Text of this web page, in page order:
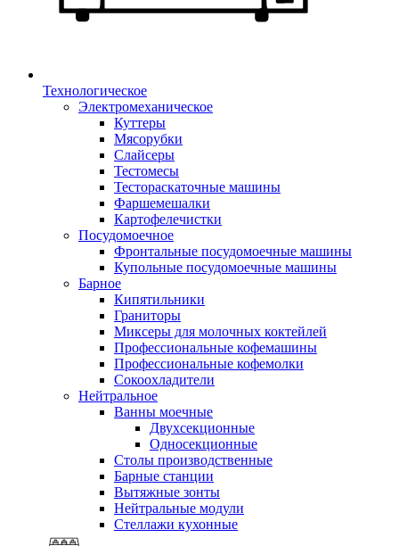
Технологическое
Электромеханическое
Куттеры
Мясорубки
Слайсеры
Тестомесы
Тестораскаточные машины
Фаршемешалки
Картофелечистки
Посудомоечное
Фронтальные посудомоечные машины
Купольные посудомоечные машины
Барное
Кипятильники
Граниторы
Миксеры для молочных коктейлей
Профессиональные кофемашины
Профессиональные кофемолки
Сокоохладители
Нейтральное
Ванны моечные
Двухсекционные
Односекционные
Столы производственные
Барные станции
Вытяжные зонты
Нейтральные модули
Стеллажи кухонные